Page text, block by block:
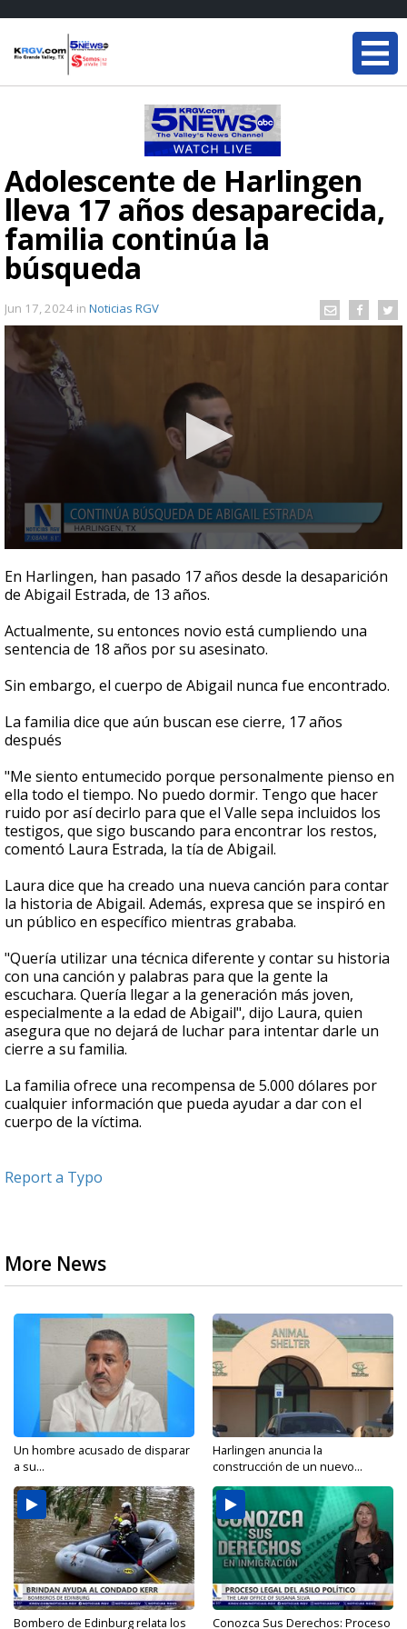
Adolescente de Harlingen
lleva 17 años desaparecida,
familia continúa la
búsqueda
Jun 17, 2024 in Noticias RGV
seconds
of
1
20
seconds
En Harlingen, han pasado 17 años desde la desaparición
de Abigail Estrada, de 13 años.
Actualmente, su entonces novio está cumpliendo una
sentencia de 18 años por su asesinato.
Sin embargo, el cuerpo de Abigail nunca fue encontrado.
La familia dice que aún buscan ese cierre, 17 años
después
"Me siento entumecido porque personalmente pienso en
ella todo el tiempo. No puedo dormir. Tengo que hacer
ruido por así decirlo para que el Valle sepa incluidos los
testigos, que sigo buscando para encontrar los restos,
comentó Laura Estrada, la tía de Abigail.
Laura dice que ha creado una nueva canción para contar
la historia de Abigail. Además, expresa que se inspiró en
un público en específico mientras grababa.
"Quería utilizar una técnica diferente y contar su historia
con una canción y palabras para que la gente la
escuchara. Quería llegar a la generación más joven,
especialmente a la edad de Abigail", dijo Laura, quien
asegura que no dejará de luchar para intentar darle un
cierre a su familia.
La familia ofrece una recompensa de 5.000 dólares por
cualquier información que pueda ayudar a dar con el
cuerpo de la víctima.
Report a Typo
More News
Un hombre acusado de disparar
a su...
Harlingen anuncia la
construcción de un nuevo...
Bombero de Edinburg relata los Conozca Sus Derechos: Proceso